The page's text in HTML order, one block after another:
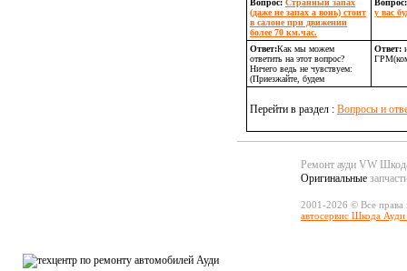
Вопрос: Странный запах
(даже не запах а вонь) стоит
в салоне при движении
более 70 км.час.
у вас
Ответ:Как мы можем
ответить на этот вопрос?
Ничего ведь не чувствуем:
(Приезжайте, будем
Ответ:
Перейти в раздел : Вопросы и
Ремонт ауди VW
Оригинальные
2001-2026 © Все
автосервис Шкода